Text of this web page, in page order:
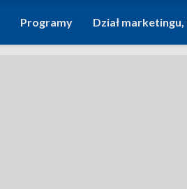
Programy Dział